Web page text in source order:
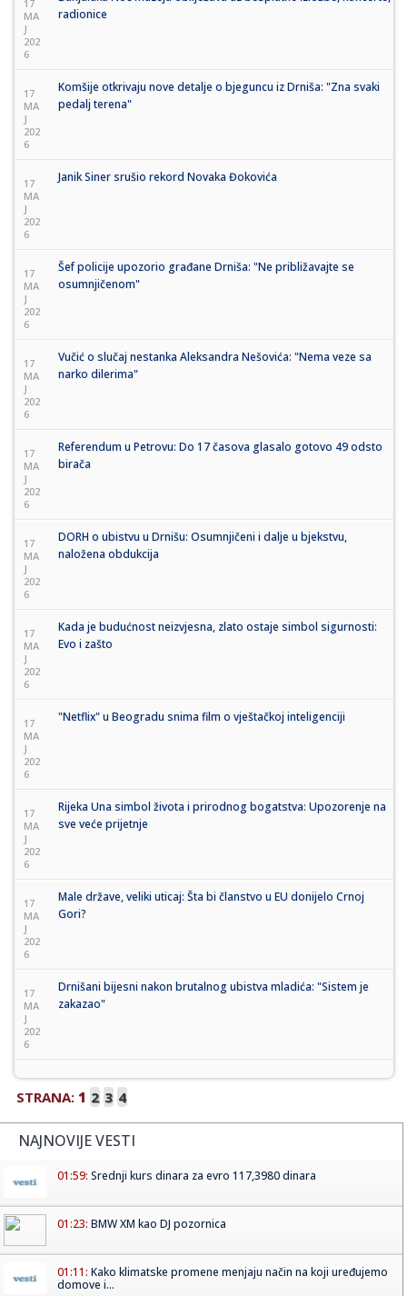
17
MA
J
202
6
radionice
17
MA
J
202
6
Komšije otkrivaju nove detalje o bjeguncu iz Drniša: "Zna svaki
pedalj terena"
17
MA
J
202
6
Janik Siner srušio rekord Novaka Đokovića
17
MA
J
202
6
Šef policije upozorio građane Drniša: "Ne približavajte se
osumnjičenom"
17
MA
J
202
6
Vučić o slučaj nestanka Aleksandra Nešovića: "Nema veze sa
narko dilerima"
17
MA
J
202
6
Referendum u Petrovu: Do 17 časova glasalo gotovo 49 odsto
birača
17
MA
J
202
6
DORH o ubistvu u Drnišu: Osumnjičeni i dalje u bjekstvu,
naložena obdukcija
17
MA
J
202
6
Kada je budućnost neizvjesna, zlato ostaje simbol sigurnosti:
Evo i zašto
17
MA
J
202
6
"Netflix" u Beogradu snima film o vještačkoj inteligenciji
17
MA
J
202
6
Rijeka Una simbol života i prirodnog bogatstva: Upozorenje na
sve veće prijetnje
17
MA
J
202
6
Male države, veliki uticaj: Šta bi članstvo u EU donijelo Crnoj
Gori?
17
MA
J
202
6
Drnišani bijesni nakon brutalnog ubistva mladića: "Sistem je
zakazao"
STRANA: 1 2 3 4
NAJNOVIJE VESTI
01:59: Srednji kurs dinara za evro 117,3980 dinara
01:23: BMW XM kao DJ pozornica
01:11: Kako klimatske promene menjaju način na koji uređujemo
domove i...